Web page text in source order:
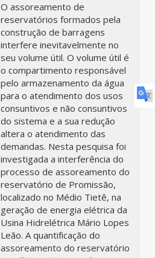
O assoreamento de
reservatórios formados pela
construção de barragens
interfere inevitavelmente no
seu volume útil. O volume útil é
o compartimento responsável
pelo armazenamento da água
para o atendimento dos usos
consuntivos e não consuntivos
do sistema e a sua redução
altera o atendimento das
demandas. Nesta pesquisa foi
investigada a interferência do
processo de assoreamento do
reservatório de Promissão,
localizado no Médio Tietê, na
geração de energia elétrica da
Usina Hidrelétrica Mário Lopes
Leão. A quantificação do
assoreamento do reservatório